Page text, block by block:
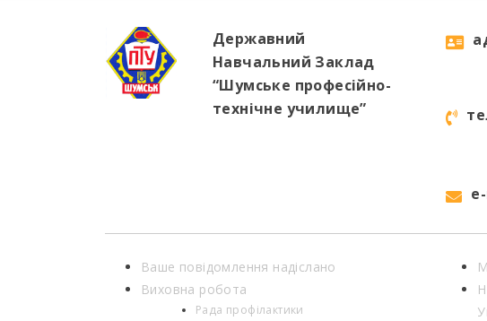
Державний
Навчальний Заклад
“Шумське професійно-
технічне училище”
Ваше повідомлення надіслано
Виховна робота
Рада профілактики